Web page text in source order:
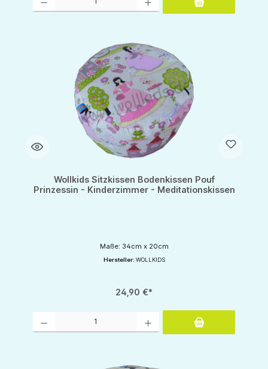
Wollkids Sitzkissen Bodenkissen Pouf
Prinzessin - Kinderzimmer - Meditationskissen
Maße: 34cm x 20cm
Hersteller: WOLLKIDS
24,90 €*